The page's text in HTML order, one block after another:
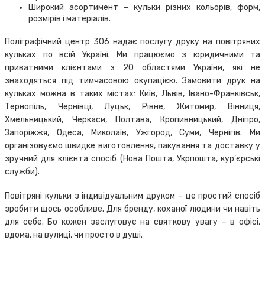
Широкий асортимент – кульки різних кольорів, форм,
розмірів і матеріалів.
Поліграфічний центр 306 надає послугу друку на повітряних
кульках по всій Україні. Ми працюємо з юридичними та
приватними клієнтами з 20 областями України, які не
знаходяться під тимчасовою окупацією. Замовити друк на
кульках можна в таких містах: Київ, Львів, Івано-Франківськ,
Тернопіль, Чернівці, Луцьк, Рівне, Житомир, Вінниця,
Хмельницький, Черкаси, Полтава, Кропивницький, Дніпро,
Запоріжжя, Одеса, Миколаїв, Ужгород, Суми, Чернігів. Ми
організовуємо швидке виготовлення, пакування та доставку у
зручний для клієнта спосіб (Нова Пошта, Укрпошта, кур’єрські
служби).
Повітряні кульки з індивідуальним друком – це простий спосіб
зробити щось особливе. Для бренду, коханої людини чи навіть
для себе. Бо кожен заслуговує на святкову увагу – в офісі,
вдома, на вулиці, чи просто в душі.